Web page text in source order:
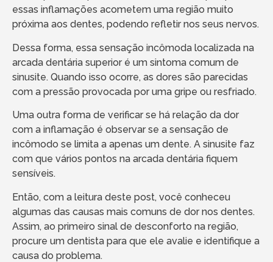
essas inflamações acometem uma região muito
próxima aos dentes, podendo refletir nos seus nervos.
Dessa forma, essa sensação incômoda localizada na
arcada dentária superior é um sintoma comum de
sinusite. Quando isso ocorre, as dores são parecidas
com a pressão provocada por uma gripe ou resfriado.
Uma outra forma de verificar se há relação da dor
com a inflamação é observar se a sensação de
incômodo se limita a apenas um dente. A sinusite faz
com que vários pontos na arcada dentária fiquem
sensíveis.
Então, com a leitura deste post, você conheceu
algumas das causas mais comuns de dor nos dentes.
Assim, ao primeiro sinal de desconforto na região,
procure um dentista para que ele avalie e identifique a
causa do problema.